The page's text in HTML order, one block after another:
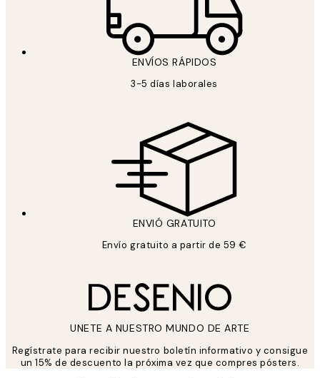
ENVÍOS RÁPIDOS
3-5 días laborales
ENVIÓ GRATUITO
Envío gratuito a partir de 59 €
UNETE A NUESTRO MUNDO DE ARTE
Regístrate para recibir nuestro boletín informativo y consigue
un 15% de descuento la próxima vez que compres pósters.